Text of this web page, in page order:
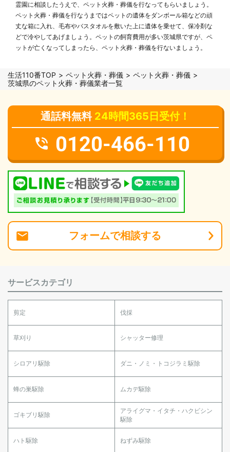
霊園に相談したうえで、ペット火葬・葬儀を行なってもらいましょう。
ペット火葬・葬儀を行なうまではペットの遺体をダンボール箱などの頑
丈な箱に入れ、毛布やバスタオルを敷いた上に遺体を乗せて、保冷剤な
どで冷やしてあげましょう。ペットの飼育費用が多い茨城県ですが、ペ
ットが亡くなってしまったら、ペット火葬・葬儀を行ないましょう。
生活110番TOP ペット火葬・葬儀
ペット火葬・葬儀
茨城県のペット火葬・葬儀業者一覧
通話料無料 24時間365日受付！
0120-466-110
フォームで相談する
サービスカテゴリ
剪定 伐採
草刈り シャッター修理
シロアリ駆除 ダニ・ノミ・トコジラミ駆除
蜂の巣駆除 ムカデ駆除
ゴキブリ駆除
アライグマ・イタチ・ハクビシン
駆除
ハト駆除 ねずみ駆除